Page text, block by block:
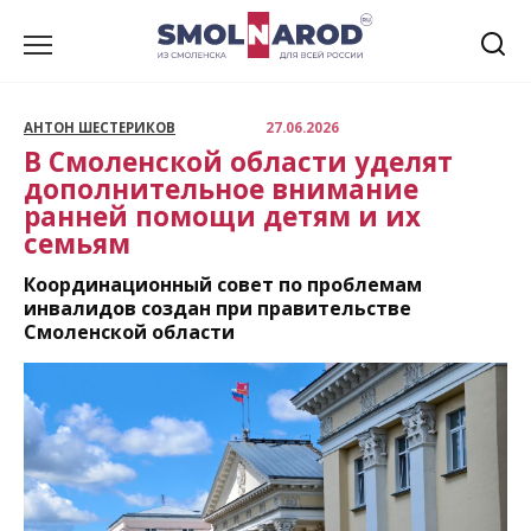
АНТОН ШЕСТЕРИКОВ 27.06.2026
В Смоленской области уделят
дополнительное внимание
ранней помощи детям и их
семьям
Координационный совет по проблемам
инвалидов создан при правительстве
Смоленской области